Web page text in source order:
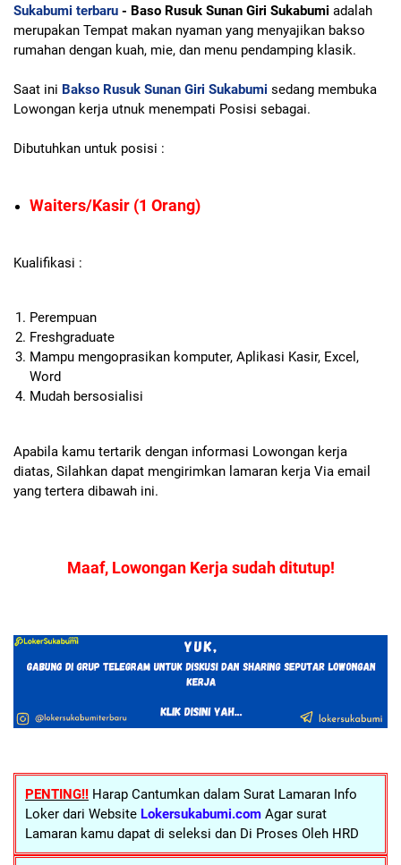
Sukabumi terbaru - Baso Rusuk Sunan Giri Sukabumi adalah
merupakan Tempat makan nyaman yang menyajikan bakso
rumahan dengan kuah, mie, dan menu pendamping klasik.
Saat ini Bakso Rusuk Sunan Giri Sukabumi sedang membuka
Lowongan kerja utnuk menempati Posisi sebagai.
Dibutuhkan untuk posisi :
Waiters/Kasir (1 Orang)
Kualifikasi :
Perempuan
Freshgraduate
Mampu mengoprasikan komputer, Aplikasi Kasir, Excel,
Word
Mudah bersosialisi
Apabila kamu tertarik dengan informasi Lowongan kerja
diatas, Silahkan dapat mengirimkan lamaran kerja Via email
yang tertera dibawah ini.
Maaf, Lowongan Kerja sudah ditutup!
PENTING!! Harap Cantumkan dalam Surat Lamaran Info
Loker dari Website Lokersukabumi.com Agar surat
Lamaran kamu dapat di seleksi dan Di Proses Oleh HRD